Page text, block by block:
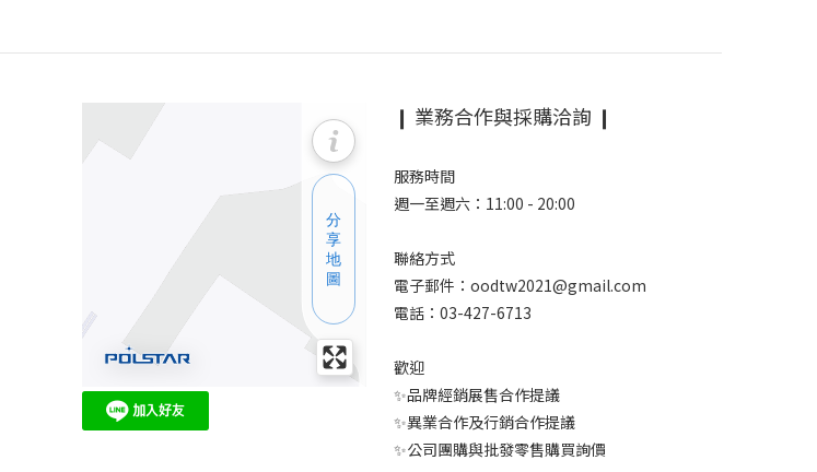
❙ 業務合作與採購洽詢 ❙
服務時間
週一至週六：11:00 - 20:00
聯絡方式
電子郵件：oodtw2021@gmail.com
電話：03-427-6713
歡迎
✨品牌經銷展售合作提議
✨異業合作及行銷合作提議
✨公司團購與批發零售購買詢價